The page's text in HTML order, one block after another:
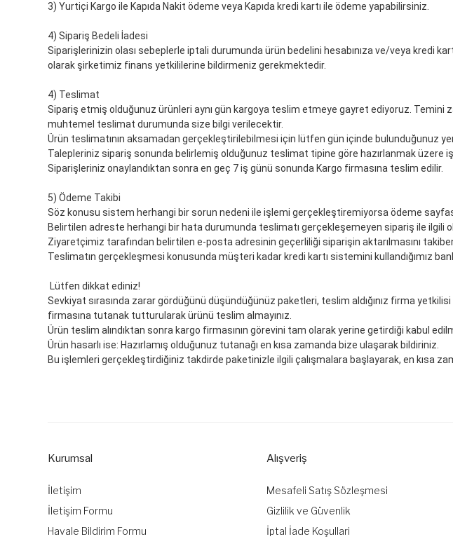
3) Yurtiçi Kargo ile Kapıda Nakit ödeme veya Kapıda kredi kartı ile ödeme yapabilirsiniz.
4) Sipariş Bedeli İadesi
Siparişlerinizin olası sebeplerle iptali durumunda ürün bedelini hesabınıza ve/veya kredi
olarak şirketimiz finans yetkililerine bildirmeniz gerekmektedir.
4) Teslimat
Sipariş etmiş olduğunuz ürünleri aynı gün kargoya teslim etmeye gayret ediyoruz.
muhtemel teslimat durumunda size bilgi verilecektir.
Ürün teslimatının aksamadan gerçekleştirilebilmesi için lütfen gün içinde bulunduğunuz
Talepleriniz sipariş sonunda belirlemiş olduğunuz teslimat tipine göre hazırlanmak üzere
Siparişleriniz onaylandıktan sonra en geç 7 iş günü sonunda Kargo firmasına teslim edilir.
5) Ödeme Takibi
Söz konusu sistem herhangi bir sorun nedeni ile işlemi gerçekleştiremiyorsa ödeme
Belirtilen adreste herhangi bir hata durumunda teslimatı gerçekleşemeyen sipariş ile ilgili
Ziyaretçimiz tarafından belirtilen e-posta adresinin geçerliliği siparişin aktarılmasını
Teslimatın gerçekleşmesi konusunda müşteri kadar kredi kartı sistemini kullandığımız
Lütfen dikkat ediniz!
Sevkiyat sırasında zarar gördüğünü düşündüğünüz paketleri, teslim aldığınız firma
firmasına tutanak tutturularak ürünü teslim almayınız.
Ürün teslim alındıktan sonra kargo firmasının görevini tam olarak yerine getirdiği kabul
Ürün hasarlı ise: Hazırlamış olduğunuz tutanağı en kısa zamanda bize ulaşarak bildiriniz.
Bu işlemleri gerçekleştirdiğiniz takdirde paketinizle ilgili çalışmalara başlayarak, en kısa
Kurumsal
İletişim
İletişim Formu
Havale Bildirim Formu
Alışveriş
Mesafeli Satış Sözleşmesi
Gizlilik ve Güvenlik
İptal İade Koşullari